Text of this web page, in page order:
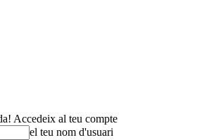
Accedeix al teu compte
el teu nom d'usuari